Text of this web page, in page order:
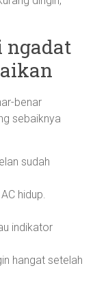
ngadat
benar
sebaiknya
sudah
hidup.
indikator
hangat setelah